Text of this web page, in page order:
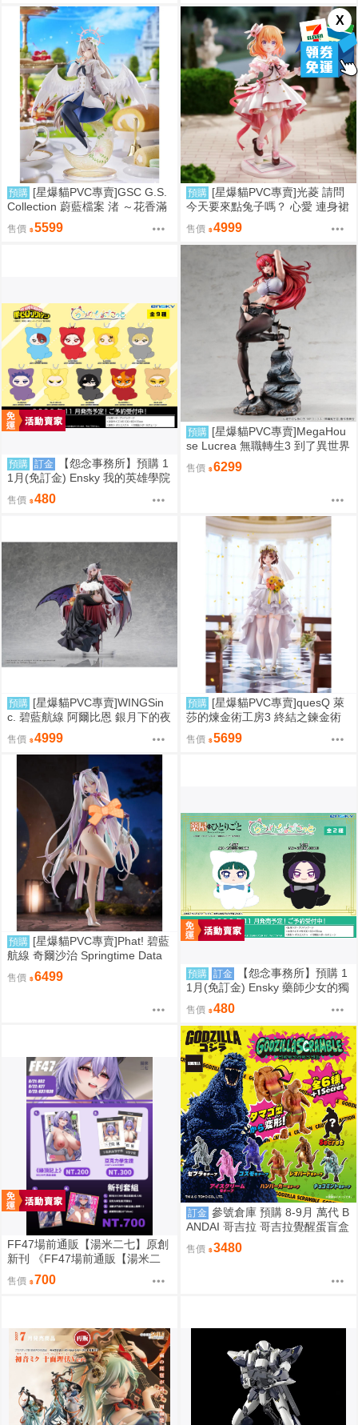
X
預購 [星爆貓PVC專賣]GSC G.S.
Collection 蔚藍檔案 渚 ～花香滿
溢的微笑～ 預計2027/12到貨
售價 5599
預購 [星爆貓PVC專賣]光菱 請問
今天要來點兔子嗎？ 心愛 連身裙
Ver. 預計2027/08到貨
售價 4999
預購 訂金
【怨念事務所】預購 1
1月(免訂金) Ensky 我的英雄學院
Q版動物裝珠鍊布偶吊飾 娃娃 第
2彈 9款分售 0816
售價 480
預購 [星爆貓PVC專賣]MegaHou
se Lucrea 無職轉生3 到了異世界
就拿出真本事 艾莉絲·伯雷亞斯·
格雷拉特 預計2027/06到貨
售價 6299
預購 [星爆貓PVC專賣]WINGSin
c. 碧藍航線 阿爾比恩 銀月下的夜
之眷屬 1/7 預計2028/01到貨
售價 4999
預購 [星爆貓PVC專賣]quesQ 萊
莎的煉金術工房3 終結之鍊金術
士與秘密鑰匙 萊莎琳・斯托特 婚
紗Ver. 1/7 預計2027/07到貨
售價 5699
預購 [星爆貓PVC專賣]Phat! 碧藍
航線 奇爾沙治 Springtime Data
預計2027/11到貨
售價 6499 預購 訂金
【怨念事務所】預購 1
1月(免訂金) Ensky 藥師少女的獨
語 Q版動物裝珠鍊布偶吊飾 娃娃
2款分售 0816
售價 480
FF47場前通販【湯米二七】原創
新刊 《FF47場前通販【湯米二
七】原創新刊 《綠鼎記上（下
略）》 壓克力磁吸滑軌學生證 感
證 簽感謝簽名板トミー27 ［箱庭
交響曲-通販］
售價 700
訂金 參號倉庫 預購 8-9月 萬代 B
ANDAI 哥吉拉 哥吉拉覺醒蛋盲盒
中盒12入 812超取免訂
售價 3480